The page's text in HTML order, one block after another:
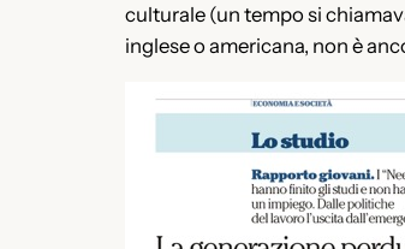
culturale (un tempo si
inglese o americana, non è